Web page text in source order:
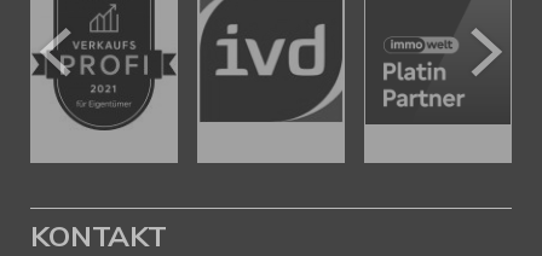
KONTAKT